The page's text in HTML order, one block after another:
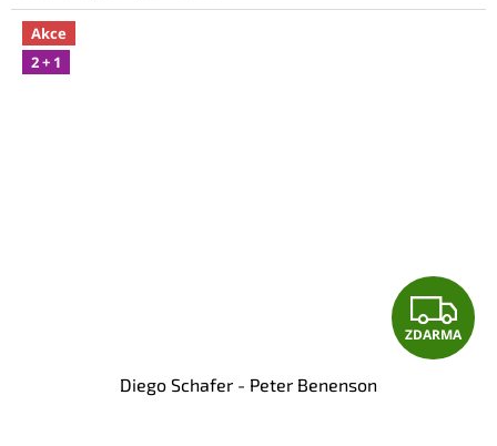
Akce
2 + 1
Z
D
ZDARMA
Diego Schafer - Peter Benenson